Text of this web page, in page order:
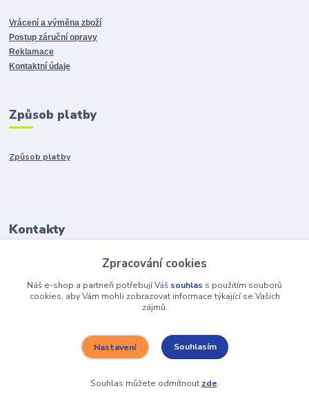
Vrácení a výměna zboží
Postup záruční opravy
Reklamace
Kontaktní údaje
Způsob platby
Způsob platby
Kontakty
Po-Pia 8:00-15:00
Vytvořeno na Eshop-rychle.cz
Zpracování cookies
Náš e-shop a partneři potřebují Váš souhlas s použitím souborů
cookies, aby Vám mohli zobrazovat informace týkající se Vašich
zájmů.
Nastavení Souhlasím
Souhlas můžete odmítnout zde.